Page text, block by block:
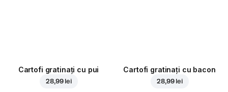
Cartofi gratinați cu pui
28,99 lei
Cartofi gratinați cu bacon
28,99 lei